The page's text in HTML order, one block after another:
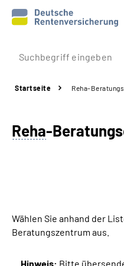
Prävention
Rente
Über uns & Presse
Online-Services
Startseite Reha-
Reha-
Wählen Sie anhand der
Beratungszentrum aus.
Hinweis: Bitte